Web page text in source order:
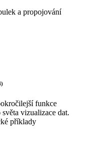
a propojování
funkce
vizualizace dat.
příklady